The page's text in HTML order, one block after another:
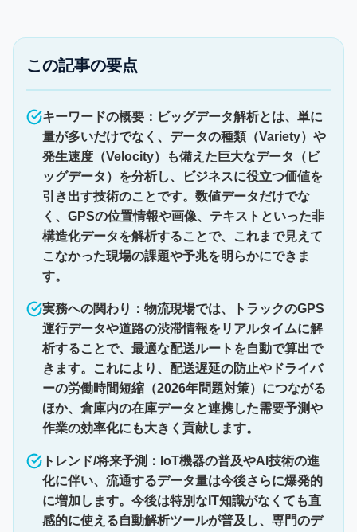
この記事の要点
キーワードの概要：ビッグデータ解析とは、単に
量が多いだけでなく、データの種類（Variety）や
発生速度（Velocity）も備えた巨大なデータ（ビ
ッグデータ）を分析し、ビジネスに役立つ価値を
引き出す技術のことです。数値データだけでな
く、GPSの位置情報や画像、テキストといった非
構造化データを解析することで、これまで見えて
こなかった現場の課題や予兆を明らかにできま
す。
実務への関わり：物流現場では、トラックのGPS
運行データや道路の渋滞情報をリアルタイムに解
析することで、最適な配送ルートを自動で算出で
きます。これにより、配送遅延の防止やドライバ
ーの労働時間短縮（2026年問題対策）につながる
ほか、倉庫内の在庫データと連携した需要予測や
作業の効率化にも大きく貢献します。
トレンド/将来予測：IoT機器の普及やAI技術の進
化に伴い、流通するデータ量は今後さらに爆発的
に増加します。今後は特別なIT知識がなくても直
感的に使える自動解析ツールが普及し、専門のデ